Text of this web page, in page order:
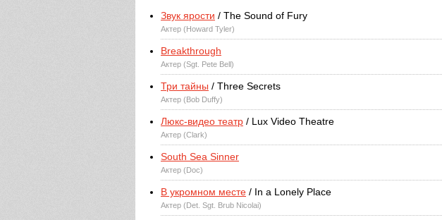
Звук ярости / The Sound of Fury
Актер (Howard Tyler)
Breakthrough
Актер (Sgt. Pete Bell)
Три тайны / Three Secrets
Актер (Bob Duffy)
Люкс-видео театр / Lux Video Theatre
Актер (Clark)
South Sea Sinner
Актер (Doc)
В укромном месте / In a Lonely Place
Актер (Det. Sgt. Brub Nicolai)